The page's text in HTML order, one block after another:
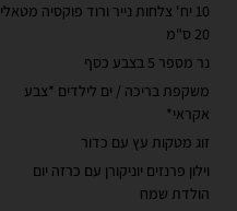
10 יח' צלחות נייר ורוד פוקסיה מטאלי
20 ס"מ
נר מספר 5 בצבע כסף
משקפת בריכה / ים לילדים *צבע
אקראי*
זוג מטקות עץ עם כדור
וילון פרנזים יוניקורן עם כרזה יום
הולדת שמח